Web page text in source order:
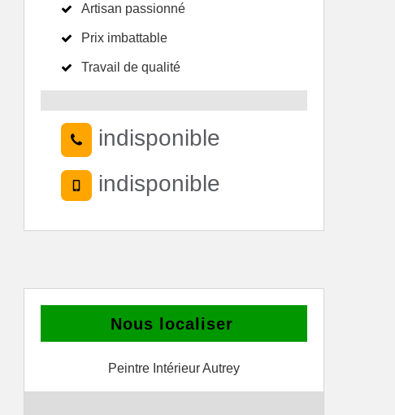
Artisan passionné
Prix imbattable
Travail de qualité
indisponible
indisponible
Nous localiser
Peintre Intérieur Autrey